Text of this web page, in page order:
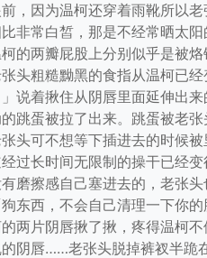
，因为温柯还穿着雨靴所以
非常白皙，那是不经常晒太
的两瓣屁股上分别似乎是被
头粗糙黝黑的食指从温柯已
说着揪住从阴唇里面延伸出
跳蛋被拉了出来。跳蛋被老
头可不想等下插进去的时候
过长时间无限制的操干已经
磨擦感自己塞进去的，老张
东西，不会自己清理一下你
两片阴唇揪了揪，疼得温柯
阴唇……老张头脱掉裤衩半跪